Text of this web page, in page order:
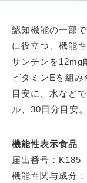
認知機能の一部
に役立つ、機能
サンチンを12mg
ビタミンEを組
目安に、水など
ル、30日分目安
機能性表示食品
届出番号：K185
機能性関与成分